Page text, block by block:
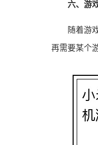
六、游
随着游
再需要某个